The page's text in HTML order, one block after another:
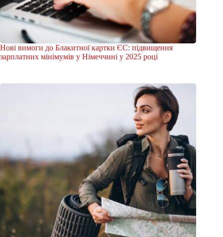
Нові вимоги до Блакитної картки ЄС: підвищення
зарплатних мінімумів у Німеччині у 2025 році